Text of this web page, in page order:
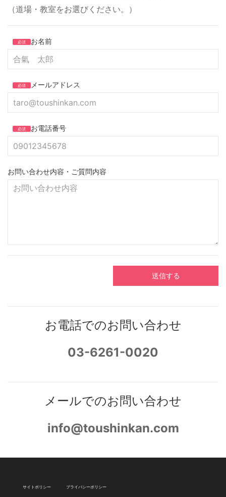
（道場・教室をお選びください。）
必須 お名前
必須 メールアドレス
必須 お電話番号
お問い合わせ内容・ご質問内容
送信する
お電話でのお問い合わせ
03-6261-0020
メールでのお問い合わせ
info@toushinkan.com
サイトポリシー プライバシーポリシー